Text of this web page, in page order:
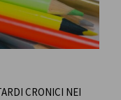
CRONICI NEI